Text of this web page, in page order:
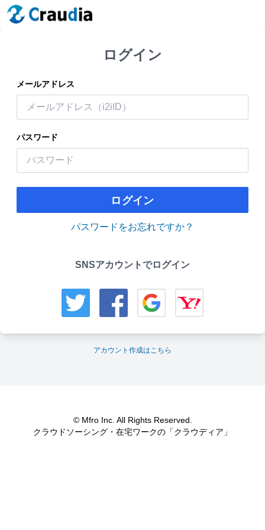
ログイン
メールアドレス
パスワード
ログイン
パスワードをお忘れですか？
SNSアカウントでログイン
アカウント作成はこちら
© Mfro Inc. All Rights Reserved.
クラウドソーシング・在宅ワークの「クラウディア」